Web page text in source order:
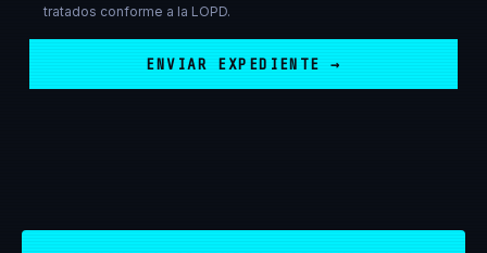
tratados conforme a la LOPD.
ENVIAR EXPEDIENTE →